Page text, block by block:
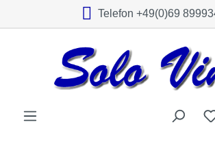
Telefon +49(0)69